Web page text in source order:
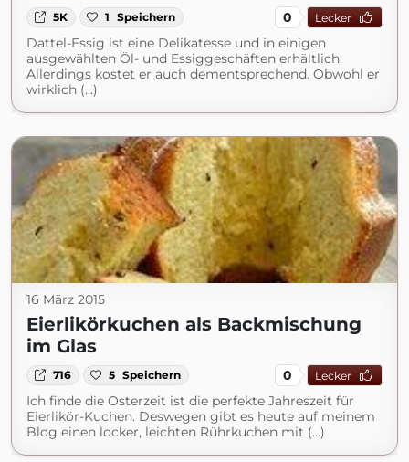
5K 1 Speichern 0 Lecker
Dattel-Essig ist eine Delikatesse und in einigen
ausgewählten Öl- und Essiggeschäften erhältlich.
Allerdings kostet er auch dementsprechend. Obwohl er
wirklich (...)
16 März 2015
Eierlikörkuchen als Backmischung
im Glas
716 5 Speichern 0 Lecker
Ich finde die Osterzeit ist die perfekte Jahreszeit für
Eierlikör-Kuchen. Deswegen gibt es heute auf meinem
Blog einen locker, leichten Rührkuchen mit (...)